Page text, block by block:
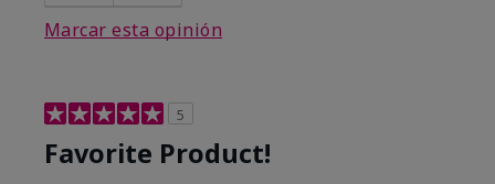
Marcar esta opinión
5
Favorite Product!